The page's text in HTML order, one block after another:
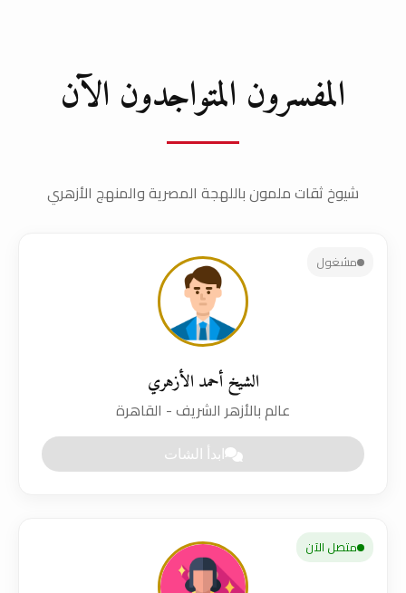
المفسرون المتواجدون الآن
شيوخ ثقات ملمون باللهجة المصرية والمنهج الأزهري
مشغول
الشيخ أحمد الأزهري
عالم بالأزهر الشريف - القاهرة
ابدأ الشات
متصل الآن